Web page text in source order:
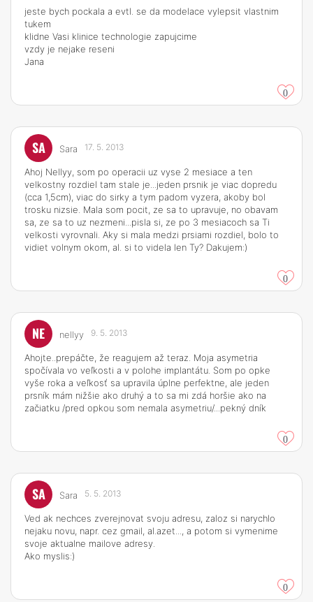
jeste bych pockala a evtl. se da modelace vylepsit vlastnim
tukem
klidne Vasi klinice technologie zapujcime
vzdy je nejake reseni
Jana
0
SA Sara 17. 5. 2013
Ahoj Nellyy, som po operacii uz vyse 2 mesiace a ten
velkostny rozdiel tam stale je...jeden prsnik je viac dopredu
(cca 1,5cm), viac do sirky a tym padom vyzera, akoby bol
trosku nizsie. Mala som pocit, ze sa to upravuje, no obavam
sa, ze sa to uz nezmeni...pisla si, ze po 3 mesiacoch sa Ti
velkosti vyrovnali. Aky si mala medzi prsiami rozdiel, bolo to
vidiet volnym okom, al. si to videla len Ty? Dakujem:)
0
NE nellyy 9. 5. 2013
Ahojte..prepáčte, že reagujem až teraz. Moja asymetria
spočívala vo veľkosti a v polohe implantátu. Som po opke
vyše roka a veľkosť sa upravila úplne perfektne, ale jeden
prsník mám nižšie ako druhý a to sa mi zdá horšie ako na
začiatku /pred opkou som nemala asymetriu/...pekný dník
0
SA Sara 5. 5. 2013
Ved ak nechces zverejnovat svoju adresu, zaloz si narychlo
nejaku novu, napr. cez gmail, al.azet..., a potom si vymenime
svoje aktualne mailove adresy.
Ako myslis:)
0